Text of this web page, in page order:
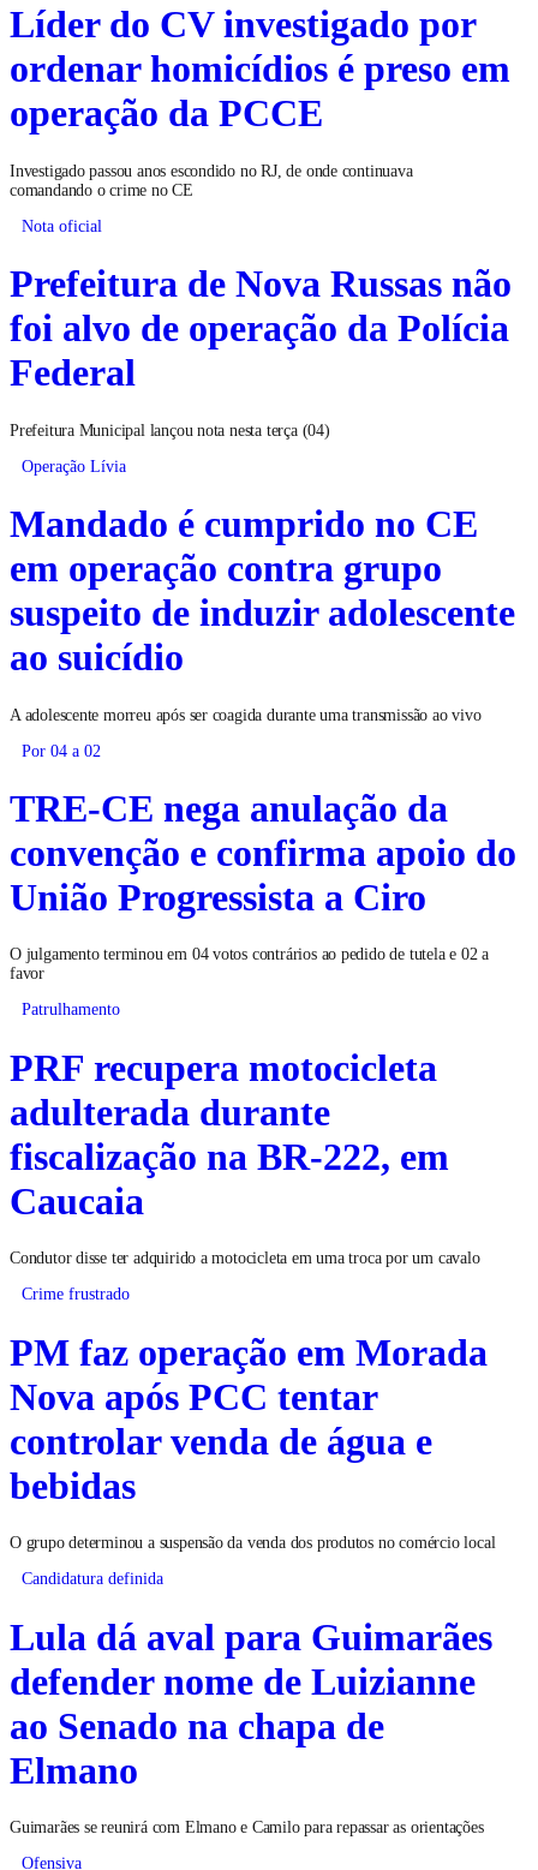
Líder do CV investigado por
ordenar homicídios é preso em
operação da PCCE
Investigado passou anos escondido no RJ, de onde continuava
comandando o crime no CE
Nota oficial
Prefeitura de Nova Russas não
foi alvo de operação da Polícia
Federal
Prefeitura Municipal lançou nota nesta terça (04)
Operação Lívia
Mandado é cumprido no CE
em operação contra grupo
suspeito de induzir adolescente
ao suicídio
A adolescente morreu após ser coagida durante uma transmissão ao vivo
Por 04 a 02
TRE-CE nega anulação da
convenção e confirma apoio do
União Progressista a Ciro
O julgamento terminou em 04 votos contrários ao pedido de tutela e 02 a
favor
Patrulhamento
PRF recupera motocicleta
adulterada durante
fiscalização na BR-222, em
Caucaia
Condutor disse ter adquirido a motocicleta em uma troca por um cavalo
Crime frustrado
PM faz operação em Morada
Nova após PCC tentar
controlar venda de água e
bebidas
O grupo determinou a suspensão da venda dos produtos no comércio local
Candidatura definida
Lula dá aval para Guimarães
defender nome de Luizianne
ao Senado na chapa de
Elmano
Guimarães se reunirá com Elmano e Camilo para repassar as orientações
Ofensiva